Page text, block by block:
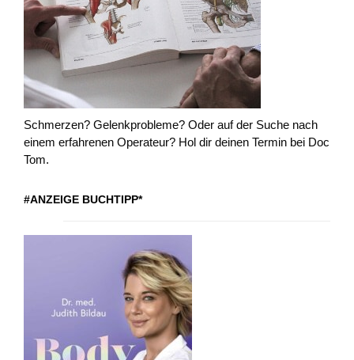
Schmerzen? Gelenkprobleme? Oder auf der Suche nach
einem erfahrenen Operateur? Hol dir deinen Termin bei Doc
Tom.
#ANZEIGE BUCHTIPP*